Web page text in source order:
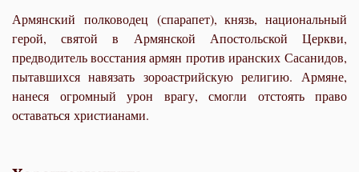
Армянский полководец (спарапет), князь, национальный
герой, святой в Армянской Апостольской Церкви,
предводитель восстания армян против иранских Сасанидов,
пытавшихся навязать зороастрийскую религию. Армяне,
нанеся огромный урон врагу, смогли отстоять право
оставаться христианами.